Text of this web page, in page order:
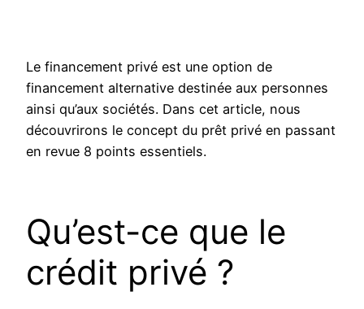
Le financement privé est une option de
financement alternative destinée aux personnes
ainsi qu’aux sociétés. Dans cet article, nous
découvrirons le concept du prêt privé en passant
en revue 8 points essentiels.
Qu’est-ce que le
crédit privé ?